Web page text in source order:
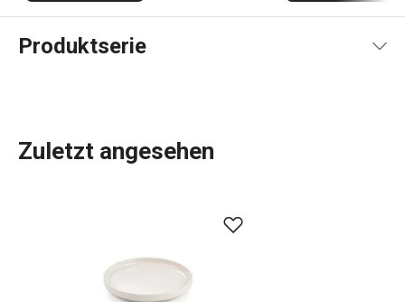
Produktserie
Becher bilden das Sortiment der neuen, umfassenden
elegante Formensprache aus und sind in zwei
Farbvarianten erhältlich - „cream“ (cremefarben) und
Zuletzt angesehen